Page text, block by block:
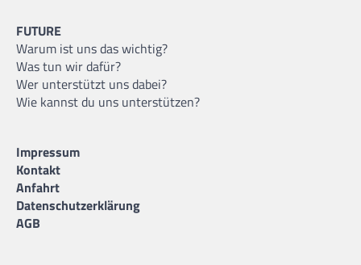
FUTURE
Warum ist uns das wichtig?
Was tun wir dafür?
Wer unterstützt uns dabei?
Wie kannst du uns unterstützen?
Impressum
Kontakt
Anfahrt
Datenschutzerklärung
AGB